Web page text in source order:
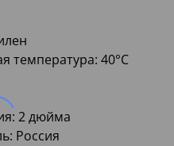
температура: 40°C
2 дюйма
Россия